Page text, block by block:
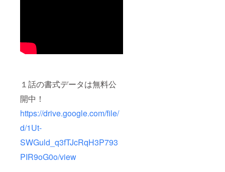
１話の書式データは無料公
開中！
https://drive.google.com/file/
d/1Ut-
SWGuld_q3fTJcRqH3P793
PIR9oG0o/view